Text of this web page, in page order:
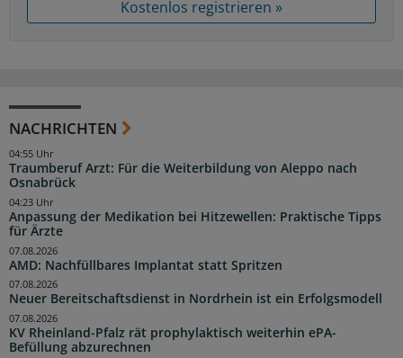
Kostenlos registrieren »
NACHRICHTEN
Traumberuf Arzt: Für die Weiterbildung von Aleppo nach
Osnabrück
04:55 Uhr
Anpassung der Medikation bei Hitzewellen: Praktische Tipps
für Ärzte
04:23 Uhr
AMD: Nachfüllbares Implantat statt Spritzen
07.08.2026
Neuer Bereitschaftsdienst in Nordrhein ist ein Erfolgsmodell
07.08.2026
KV Rheinland-Pfalz rät prophylaktisch weiterhin ePA-
Befüllung abzurechnen
07.08.2026